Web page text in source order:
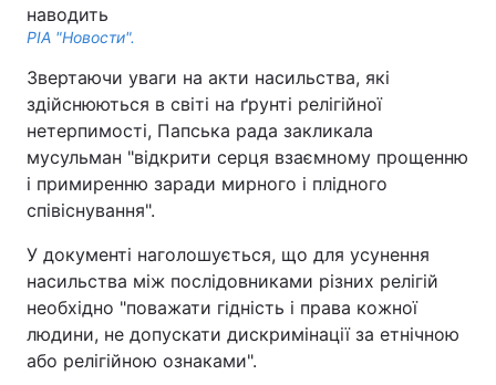
наводить
РІА "Новости".
Звертаючи уваги на акти насильства, які
здійснюються в світі на ґрунті релігійної
нетерпимості, Папська рада закликала
мусульман "відкрити серця взаємному прощенню
і примиренню заради мирного і плідного
співіснування".
У документі наголошується, що для усунення
насильства між послідовниками різних релігій
необхідно "поважати гідність і права кожної
людини, не допускати дискримінації за етнічною
або релігійною ознаками".